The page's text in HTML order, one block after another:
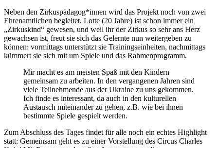
Neben den Zirkuspädagog*innen wird das Projekt noch von zwei
Ehrenamtlichen begleitet. Lotte (20 Jahre) ist schon immer ein
„Zirkuskind“ gewesen, und weil ihr der Zirkus so sehr ans Herz
gewachsen ist, freut sie sich das Gelernte nun weitergeben zu
können: vormittags unterstützt sie Trainingseinheiten, nachmittags
kümmert sie sich mit um Spiele und das Rahmenprogramm.
Mir macht es am meisten Spaß mit den Kindern
gemeinsam zu arbeiten. In den vergangenen Jahren sind
viele Teilnehmende aus der Ukraine zu uns gekommen.
Ich finde es interessant, da auch in den kulturellen
Austausch miteinander zu gehen, z.B. wie bei ihnen
bestimmte Spiele gespielt werden.
Zum Abschluss des Tages findet für alle noch ein echtes Highlight
statt: Gemeinsam geht es zu einer Vorstellung des Circus Charles